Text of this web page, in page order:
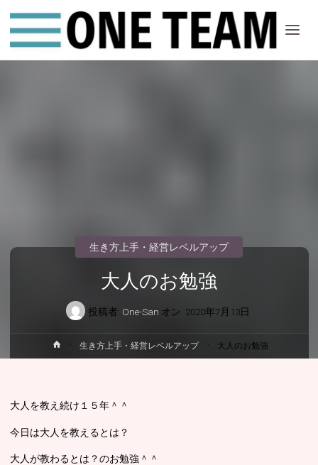
ちー
む
大人のお勉強
投稿者: One-San オン 2020年7月13日
生き方上手・経営レベルアップ
ー
生き方上手・経営レベルアップ 大人のお勉強
大人を教え続け１５年＾＾
今日は大人を教えるとは？
大人が教わるとは？のお勉強＾＾